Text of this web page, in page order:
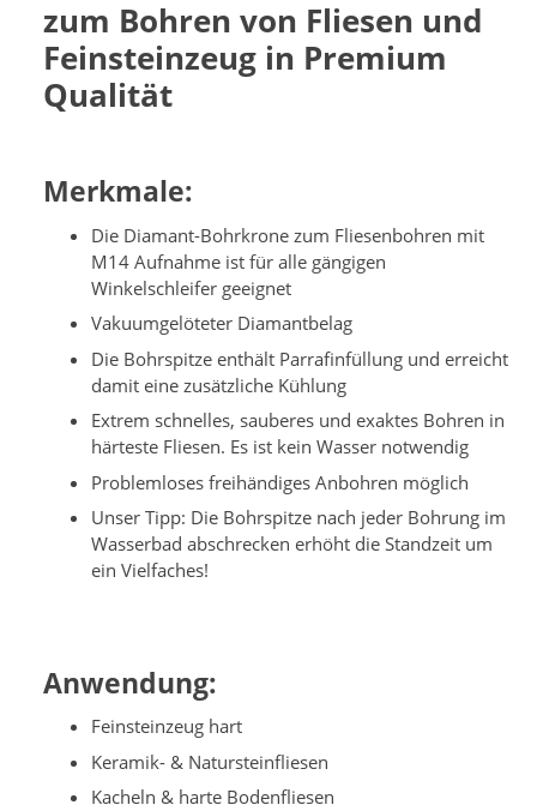
zum Bohren von Fliesen und
Feinsteinzeug in Premium
Qualität
Merkmale:
Die Diamant-Bohrkrone zum Fliesenbohren mit
M14 Aufnahme ist für alle gängigen
Winkelschleifer geeignet
Vakuumgelöteter Diamantbelag
Die Bohrspitze enthält Parrafinfüllung und erreicht
damit eine zusätzliche Kühlung
Extrem schnelles, sauberes und exaktes Bohren in
härteste Fliesen. Es ist kein Wasser notwendig
Problemloses freihändiges Anbohren möglich
Unser Tipp: Die Bohrspitze nach jeder Bohrung im
Wasserbad abschrecken erhöht die Standzeit um
ein Vielfaches!
Anwendung:
Feinsteinzeug hart
Keramik- & Natursteinfliesen
Kacheln & harte Bodenfliesen